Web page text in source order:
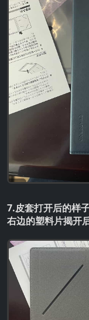
7.皮套打开后的样
右边的塑料片揭开